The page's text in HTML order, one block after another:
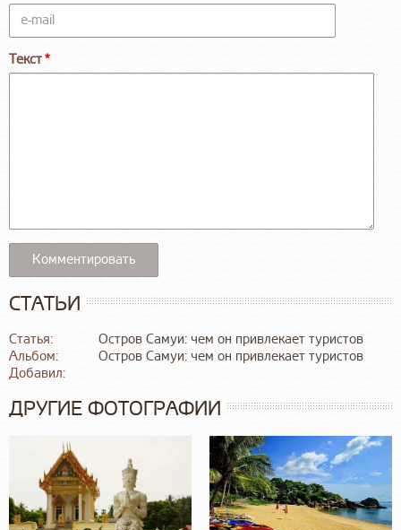
Текст
СТАТЬИ
Статья:
Остров Самуи: чем он привлекает туристов
Альбом:
Остров Самуи: чем он привлекает туристов
Добавил:
ДРУГИЕ ФОТОГРАФИИ